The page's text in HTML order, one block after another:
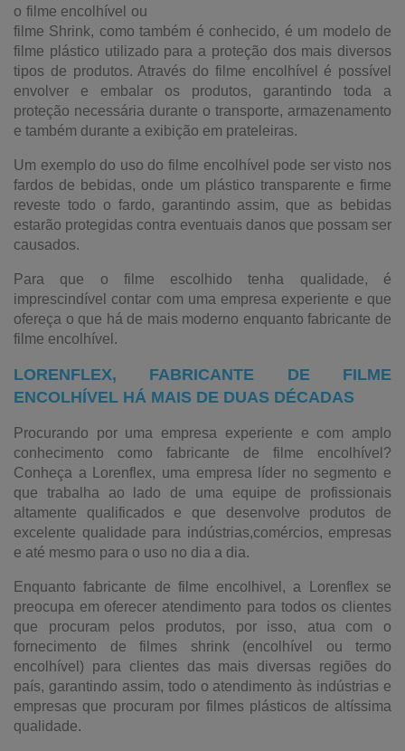
o filme encolhível ou
filme Shrink, como também é conhecido, é um modelo de
filme plástico utilizado para a proteção dos mais diversos
tipos de produtos. Através do filme encolhível é possível
envolver e embalar os produtos, garantindo toda a
proteção necessária durante o transporte, armazenamento
e também durante a exibição em prateleiras.
Um exemplo do uso do filme encolhível pode ser visto nos
fardos de bebidas, onde um plástico transparente e firme
reveste todo o fardo, garantindo assim, que as bebidas
estarão protegidas contra eventuais danos que possam ser
causados.
Para que o filme escolhido tenha qualidade, é
imprescindível contar com uma empresa experiente e que
ofereça o que há de mais moderno enquanto fabricante de
filme encolhível.
LORENFLEX, FABRICANTE DE FILME
ENCOLHÍVEL HÁ MAIS DE DUAS DÉCADAS
Procurando por uma empresa experiente e com amplo
conhecimento como fabricante de filme encolhível?
Conheça a Lorenflex, uma empresa líder no segmento e
que trabalha ao lado de uma equipe de profissionais
altamente qualificados e que desenvolve produtos de
excelente qualidade para indústrias,comércios, empresas
e até mesmo para o uso no dia a dia.
Enquanto fabricante de filme encolhivel, a Lorenflex se
preocupa em oferecer atendimento para todos os clientes
que procuram pelos produtos, por isso, atua com o
fornecimento de filmes shrink (encolhível ou termo
encolhível) para clientes das mais diversas regiões do
país, garantindo assim, todo o atendimento às indústrias e
empresas que procuram por filmes plásticos de altíssima
qualidade.